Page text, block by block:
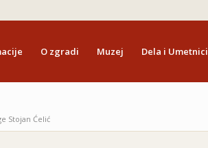
O zgradi Muzej Dela i Umetnici
Stojan Ćelić